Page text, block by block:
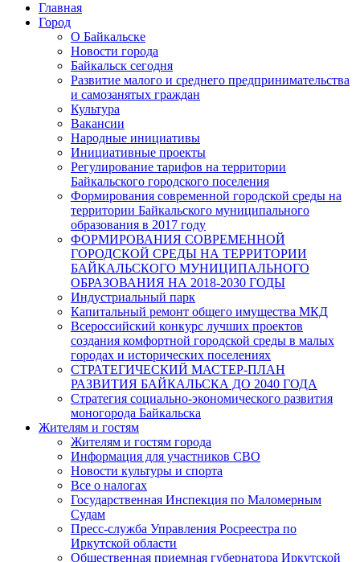
Главная
Город
О Байкальске
Новости города
Байкальск сегодня
Развитие малого и среднего предпринимательства
и самозанятых граждан
Культура
Вакансии
Народные инициативы
Инициативные проекты
Регулирование тарифов на территории
Байкальского городского поселения
Формирования современной городской среды на
территории Байкальского муниципального
образования в 2017 году
ФОРМИРОВАНИЯ СОВРЕМЕННОЙ
ГОРОДСКОЙ СРЕДЫ НА ТЕРРИТОРИИ
БАЙКАЛЬСКОГО МУНИЦИПАЛЬНОГО
ОБРАЗОВАНИЯ НА 2018-2030 ГОДЫ
Индустриальный парк
Капитальный ремонт общего имущества МКД
Всероссийский конкурс лучших проектов
создания комфортной городской среды в малых
городах и исторических поселениях
СТРАТЕГИЧЕСКИЙ МАСТЕР-ПЛАН
РАЗВИТИЯ БАЙКАЛЬСКА ДО 2040 ГОДА
Стратегия социально-экономического развития
моногорода Байкальска
Жителям и гостям
Жителям и гостям города
Информация для участников СВО
Новости культуры и спорта
Все о налогах
Государственная Инспекция по Маломерным
Судам
Пресс-служба Управления Росреестра по
Иркутской области
Общественная приемная губернатора Иркутской